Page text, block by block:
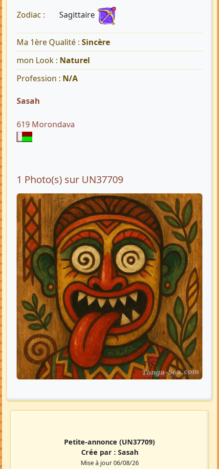
Zodiac : Sagittaire
Ma 1ère Qualité : Sincère
mon Look : Naturel
Profession : N/A
Sasah
619 Morondava
1 Photo(s) sur UN37709
Petite-annonce (UN37709)
Crée par : Sasah
Mise à jour 06/08/26